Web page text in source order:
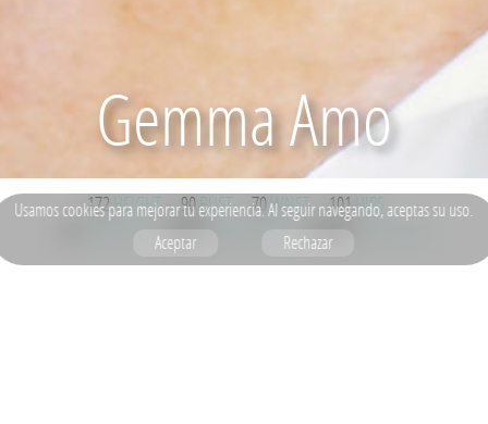
Gemma Amo
172HEIGHT 90BUST 70WAIST 101HIPS
HAIR COLOR VERDES
Usamos cookiespara mejorar tu experiencia. Al seguir navegando, aceptas su uso.
Aceptar
Rechazar